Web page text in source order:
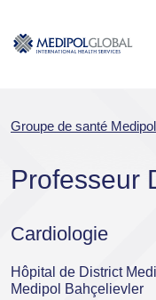
Groupe de santé Medipol
Professeur
Cardiologie
Hôpital de District
Medipol Bahçelievler